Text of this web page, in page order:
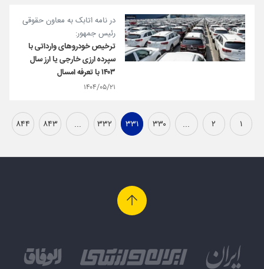
در نامه اتابک به معاون حقوقی
رئیس جمهور:
ترخیص خودروهای وارداتی با
سپرده ارزی خارجی یا ارز سال
۱۴۰۳ با تعرفه امسال
۱۴۰۴/۰۵/۲۱
۱ ۲ ... ۳۳۰ ۳۳۱ ۳۳۲ ... ۸۴۳ ۸۴۴